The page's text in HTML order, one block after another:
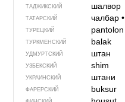
ТАДЖИКСКИЙ шалвор
ТАТАРСКИЙ чалбар•
ТУРЕЦКИЙ pantolon
ТУРКМЕНСКИЙ balak
УДМУРТСКИЙ штан
УЗБЕКСКИЙ shim
УКРАИНСКИЙ штани
ФАРЕРСКИЙ buksur